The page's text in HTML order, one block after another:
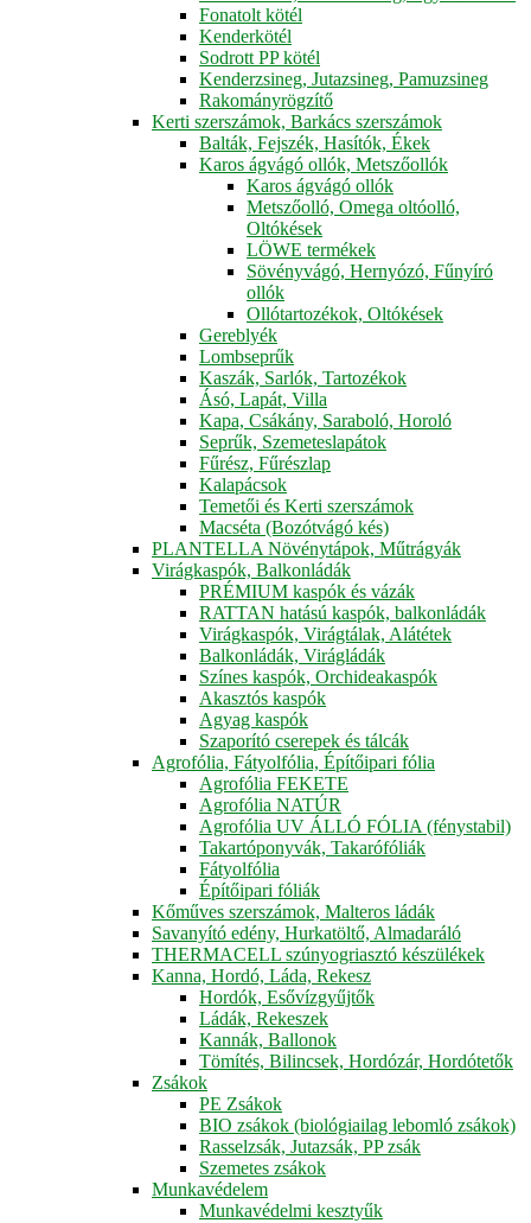
Fonatolt kötél
Kenderkötél
Sodrott PP kötél
Kenderzsineg, Jutazsineg, Pamuzsineg
Rakományrögzítő
Kerti szerszámok, Barkács szerszámok
Balták, Fejszék, Hasítók, Ékek
Karos ágvágó ollók, Metszőollók
Karos ágvágó ollók
Metszőolló, Omega oltóolló,
Oltókések
LÖWE termékek
Sövényvágó, Hernyózó, Fűnyíró
ollók
Ollótartozékok, Oltókések
Gereblyék
Lombseprűk
Kaszák, Sarlók, Tartozékok
Ásó, Lapát, Villa
Kapa, Csákány, Saraboló, Horoló
Seprűk, Szemeteslapátok
Fűrész, Fűrészlap
Kalapácsok
Temetői és Kerti szerszámok
Macséta (Bozótvágó kés)
PLANTELLA Növénytápok, Műtrágyák
Virágkaspók, Balkonládák
PRÉMIUM kaspók és vázák
RATTAN hatású kaspók, balkonládák
Virágkaspók, Virágtálak, Alátétek
Balkonládák, Virágládák
Színes kaspók, Orchideakaspók
Akasztós kaspók
Agyag kaspók
Szaporító cserepek és tálcák
Agrofólia, Fátyolfólia, Építőipari fólia
Agrofólia FEKETE
Agrofólia NATÚR
Agrofólia UV ÁLLÓ FÓLIA (fénystabil)
Takartóponyvák, Takarófóliák
Fátyolfólia
Építőipari fóliák
Kőműves szerszámok, Malteros ládák
Savanyító edény, Hurkatöltő, Almadaráló
THERMACELL szúnyogriasztó készülékek
Kanna, Hordó, Láda, Rekesz
Hordók, Esővízgyűjtők
Ládák, Rekeszek
Kannák, Ballonok
Tömítés, Bilincsek, Hordózár, Hordótetők
Zsákok
PE Zsákok
BIO zsákok (biológiailag lebomló zsákok)
Rasselzsák, Jutazsák, PP zsák
Szemetes zsákok
Munkavédelem
Munkavédelmi kesztyűk